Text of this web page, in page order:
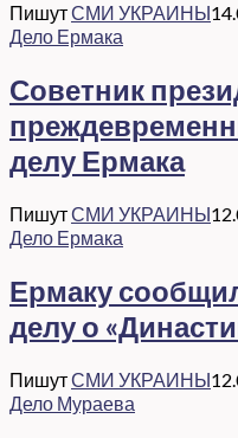
ПишутСМИ УКРАИНЫ
Дело Ермака
Советник
делу Ермака
ПишутСМИ УКРАИНЫ
Дело Ермака
Ермаку
делу о
ПишутСМИ УКРАИНЫ
Дело Мураева